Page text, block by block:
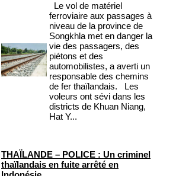
Le vol de matériel
ferroviaire aux passages à
niveau de la province de
Songkhla met en danger la
vie des passagers, des
piétons et des
automobilistes, a averti un
responsable des chemins
de fer thaïlandais. Les
voleurs ont sévi dans les
districts de Khuan Niang,
Hat Y...
THAÏLANDE – POLICE : Un criminel
thaïlandais en fuite arrêté en